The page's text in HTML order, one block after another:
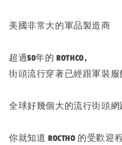
美國非常大的軍品製造商
超過50年的 ROTHCO,
街頭流行穿著已經跟軍裝
全球好幾個大的流行街頭網
你就知道 ROCTHO 的受歡迎